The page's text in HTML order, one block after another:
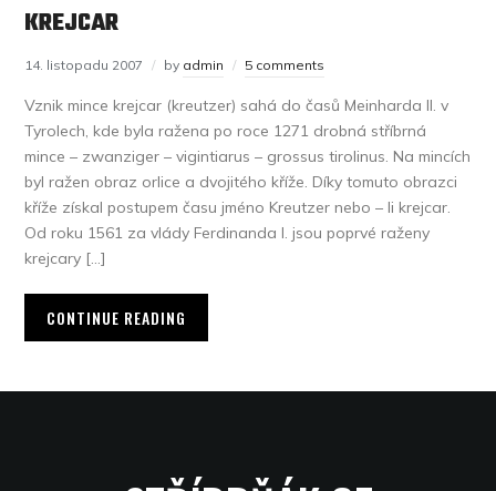
KREJCAR
14. listopadu 2007 by admin 5 comments
Vznik mince krejcar (kreutzer) sahá do časů Meinharda II. v
Tyrolech, kde byla ražena po roce 1271 drobná stříbrná
mince – zwanziger – vigintiarus – grossus tirolinus. Na mincích
byl ražen obraz orlice a dvojitého kříže. Díky tomuto obrazci
kříže získal postupem času jméno Kreutzer nebo – li krejcar.
Od roku 1561 za vlády Ferdinanda I. jsou poprvé raženy
krejcary […]
CONTINUE READING